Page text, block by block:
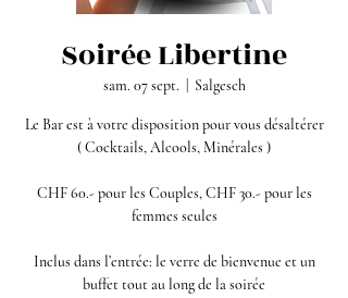
Soirée Libertine
sam. 07 sept. Salgesch
Le Bar est à votre disposition pour vous désaltérer
( Cocktails, Alcools, Minérales )
CHF 60.- pour les Couples, CHF 30.- pour les
femmes seules
Inclus dans l’entrée: le verre de bienvenue et un
buffet tout au long de la soirée